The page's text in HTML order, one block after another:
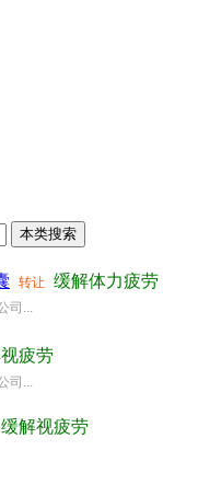
转让 缓解体力疲劳
司...
疲劳
司...
缓解视疲劳